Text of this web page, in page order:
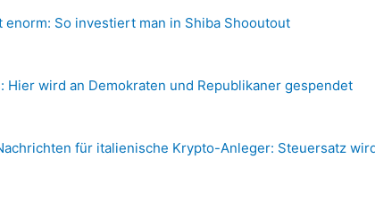
enorm: So investiert man in Shiba Shooutout
Hier wird an Demokraten und Republikaner gespendet
für italienische Krypto-Anleger: Steuersatz